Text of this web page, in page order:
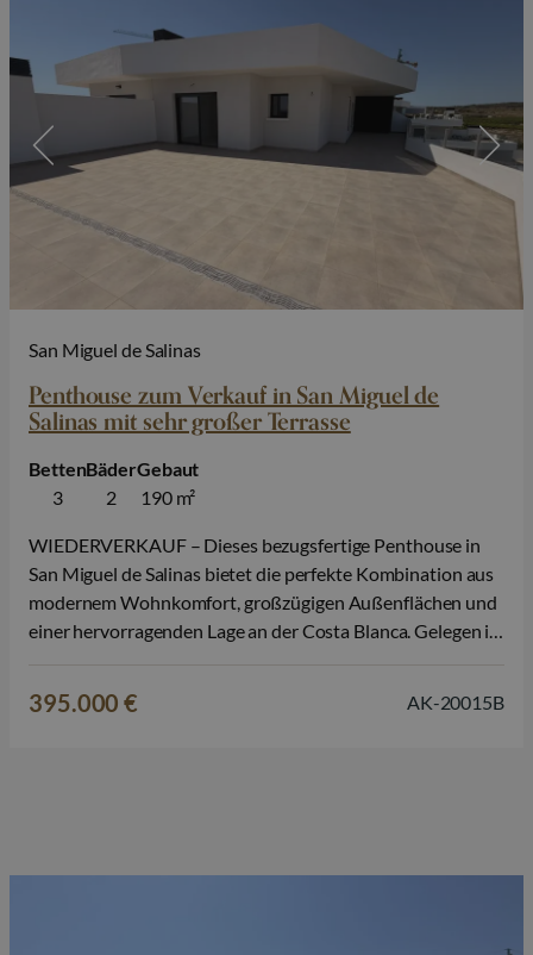
San Miguel de Salinas
Penthouse zum Verkauf in San Miguel de
Salinas mit sehr großer Terrasse
3
Betten
2
Bäder
190 m²
Gebaut
WIEDERVERKAUF – Dieses bezugsfertige Penthouse in
San Miguel de Salinas bietet die perfekte Kombination aus
modernem Wohnkomfort, großzügigen Außenflächen und
einer hervorragenden Lage an der Costa Blanca. Gelegen in
ohne Wartezeit eine stilvolle Immobilie genießen möchten,
395.000 € AK-20015B